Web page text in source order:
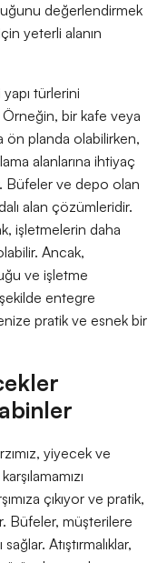
değerlendirmek
yeterli alanın
türlerini
bir kafe veya
planda olabilirken,
alanlarına ihtiyaç
Büfeler ve depo olan
alan çözümleridir.
işletmelerin daha
Ancak,
ve işletme
şekilde entegre
pratik ve esnek bir
yiyecek ve
çıkıyor ve pratik,
Büfeler, müşterilere
Atıştırmalıklar,